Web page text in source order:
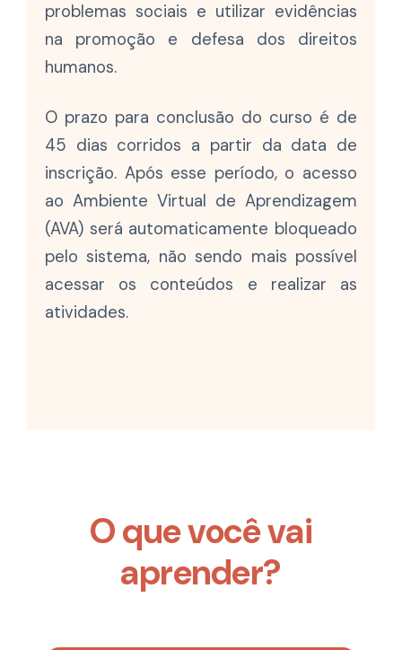
problemas sociais e utilizar evidências
na promoção e defesa dos direitos
humanos.
O prazo para conclusão do curso é de
45 dias corridos a partir da data de
inscrição. Após esse período, o acesso
ao Ambiente Virtual de Aprendizagem
(AVA) será automaticamente bloqueado
pelo sistema, não sendo mais possível
acessar os conteúdos e realizar as
atividades.
O que você vai
aprender?